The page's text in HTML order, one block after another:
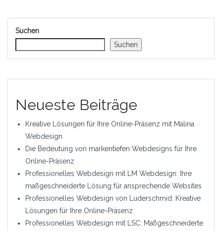
Suchen
Suchen
Neueste Beiträge
Kreative Lösungen für Ihre Online-Präsenz mit Malina
Webdesign
Die Bedeutung von markentiefen Webdesigns für Ihre
Online-Präsenz
Professionelles Webdesign mit LM Webdesign: Ihre
maßgeschneiderte Lösung für ansprechende Websites
Professionelles Webdesign von Luderschmid: Kreative
Lösungen für Ihre Online-Präsenz
Professionelles Webdesign mit LSC: Maßgeschneiderte